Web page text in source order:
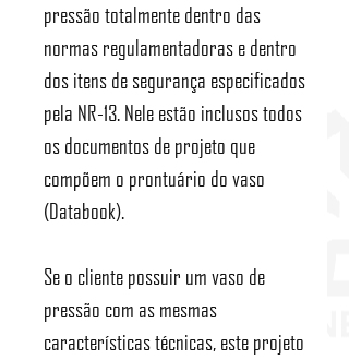
pressão totalmente dentro das
normas regulamentadoras e dentro
dos itens de segurança especificados
pela NR-13. Nele estão inclusos todos
os documentos de projeto que
compõem o prontuário do vaso
(Databook).
Se o cliente possuir um vaso de
pressão com as mesmas
características técnicas, este projeto